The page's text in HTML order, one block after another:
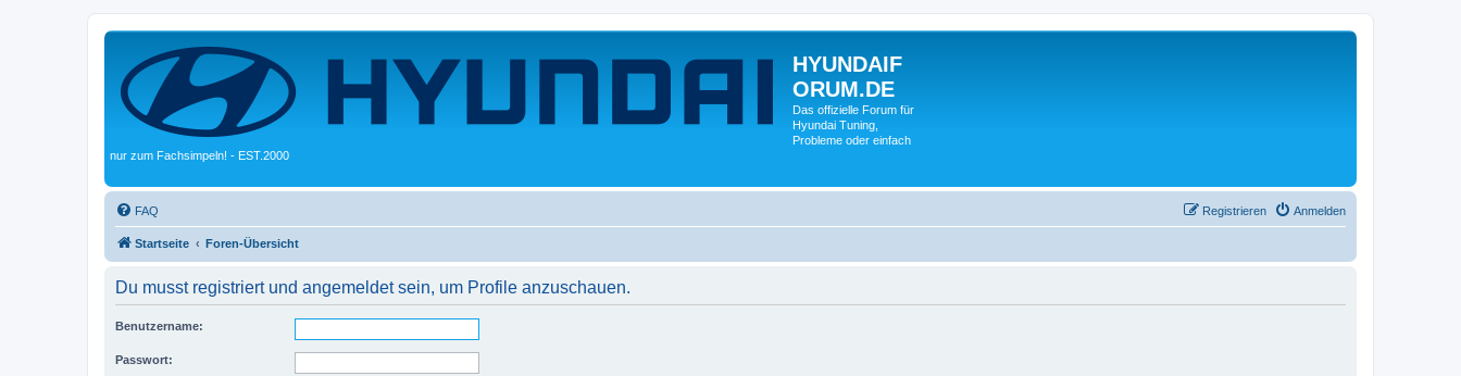
HYUNDAIF
ORUM.DE
Das offizielle Forum für
Hyundai Tuning,
Probleme oder einfach
nur zum Fachsimpeln! - EST.2000
FAQ Anmelden
Registrieren
Startseite Foren-Übersicht
Du musst registriert und angemeldet sein, um Profile anzuschauen.
Benutzername:
Passwort: